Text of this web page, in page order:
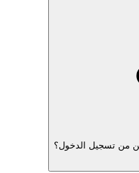
من تسجيل الدخول؟